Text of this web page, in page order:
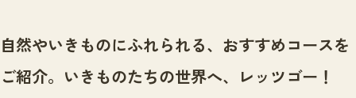
センター紹介TOP
サイトポリシー
ニュース
いきものガイド
自然やいきものにふれられる、おすすめコースを
ご紹介。いきものたちの世界へ、レッツゴー！